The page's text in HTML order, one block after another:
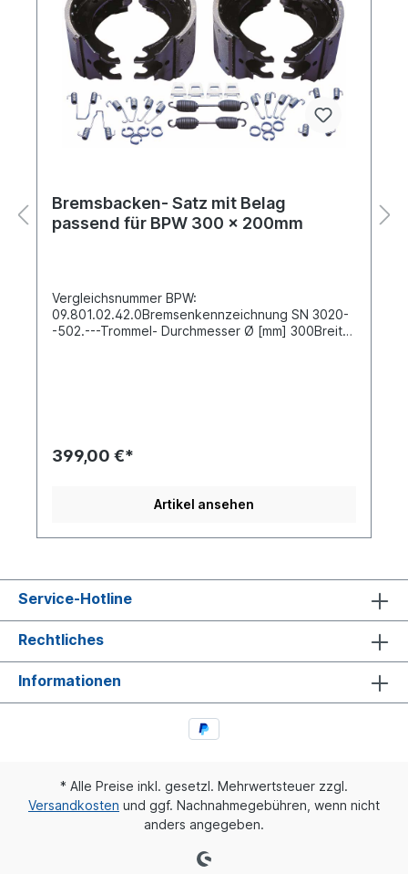
Bremsbacken- Satz mit Belag
passend für BPW 300 x 200mm
Vergleichsnummer BPW:
09.801.02.42.0Bremsenkennzeichnung SN 3020-
-502.---Trommel- Durchmesser Ø [mm] 300Breite
Haken) 35089104 x Zugfeder (Positionierfeder
unter Anwendung für:Es handelt sich nicht um ein
original BPW- Bremsbacken Reparatursatz,
399,00 €*
Artikel ansehen
Service-Hotline
Rechtliches
Informationen
* Alle Preise inkl. gesetzl. Mehrwertsteuer zzgl.
Versandkosten und ggf. Nachnahmegebühren, wenn nicht
anders angegeben.